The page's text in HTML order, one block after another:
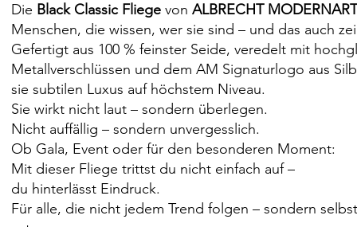
Die Black Classic Fliege von ALBRECHT
Menschen, die wissen, wer sie sind – und das auch
Gefertigt aus 100 % feinster Seide, veredelt mit
Metallverschlüssen und dem AM Signaturlogo aus
sie subtilen Luxus auf höchstem Niveau.
Sie wirkt nicht laut – sondern überlegen.
Nicht auffällig – sondern unvergesslich.
Ob Gala, Event oder für den besonderen Moment:
Mit dieser Fliege trittst du nicht einfach auf –
du hinterlässt Eindruck.
Für alle, die nicht jedem Trend folgen – sondern